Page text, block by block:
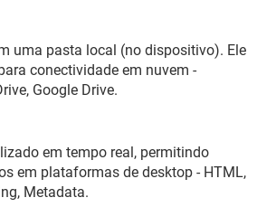
uma pasta local (no dispositivo). Ele
conectividade em nuvem -
Google Drive.
em tempo real, permitindo
em plataformas de desktop - HTML,
Metadata.